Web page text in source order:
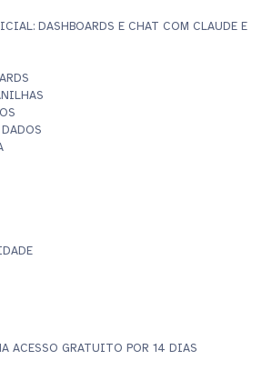
DASHBOARDS E CHAT COM CLAUDE E
ACESSO GRATUITO POR 14 DIAS